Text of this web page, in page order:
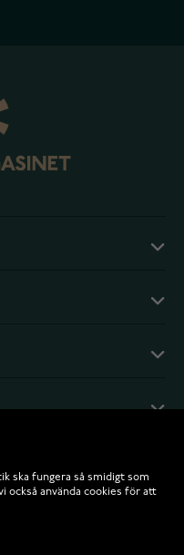
ska fungera så smidigt som
också använda cookies för att